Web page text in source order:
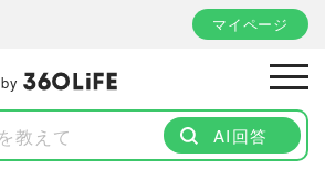
マイページ
by
AI回答